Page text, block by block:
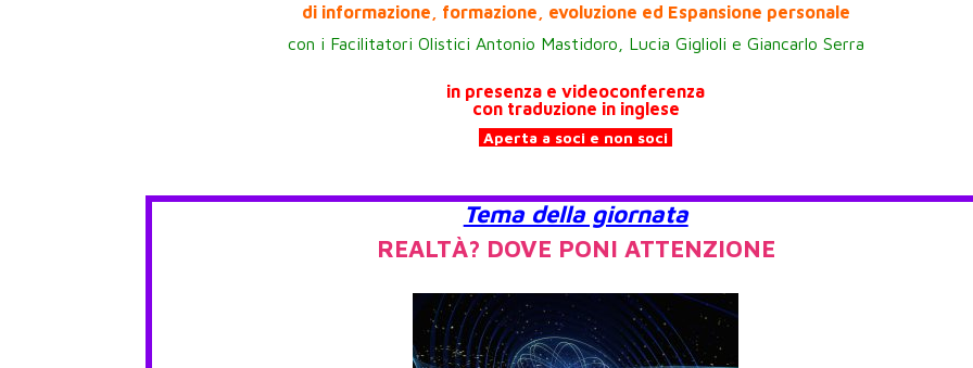
di informazione, formazione, evoluzione ed Espansione personale
con i Facilitatori Olistici Antonio Mastidoro, Lucia Giglioli e Giancarlo Serra
in presenza e videoconferenza
con traduzione in inglese
Aperta a soci e non soci
Tema della giornata
REALTÀ? DOVE PONI ATTENZIONE